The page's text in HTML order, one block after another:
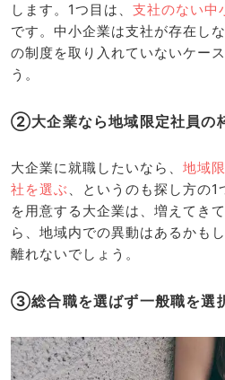
します。1つ目は、 支社のない中
です。中小企業は支社が存在し
の制度を取り入れていないケー
う。
②大企業なら地域限定社員の
大企業に就職したいなら、 地域
社を選ぶ 、というのも探し方の
を用意する大企業は、増えてき
ら、地域内での異動はあるかも
離れないでしょう。
③総合職を選ばず一般職を選